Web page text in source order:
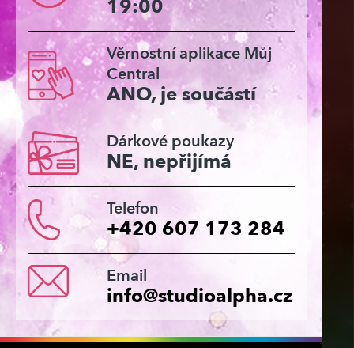
19:00
Věrnostní aplikace Můj
Central
ANO, je součástí
Dárkové poukazy
NE, nepřijímá
Telefon
+420 607 173 284
Email
info@studioalpha.cz